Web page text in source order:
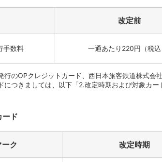
改定前
手数料 一通あたり220円（税
行のOPクレジットカード、西日本旅客鉄道株式会
につきましては、以下「2.改定時期および対象カー
ード
ク 改定時期